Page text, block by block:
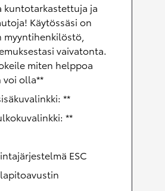
kuntotarkastettuja ja
Käytössäsi on
vaivatonta.
miten helppoa
voi olla**
**
**
ESC